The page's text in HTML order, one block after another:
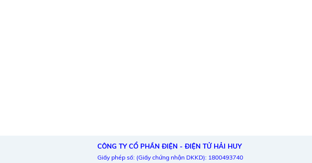
CÔNG TY CỔ PHẦN ĐIỆN - ĐIỆN TỬ HẢI HUY
Giấy phép số: (Giấy chứng nhận DKKD): 1800493740